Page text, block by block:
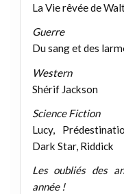
La Vie rêvée de
Guerre
Du sang et des
Western
Shérif Jackson
Science Fiction
Lucy,
Dark Star, Riddick
Les oubliés des
année !